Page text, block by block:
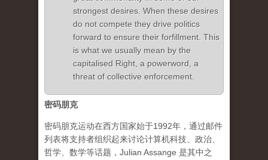
strongest desires. When these desires
do not compete they drive politics
forward to ensure their forfillment. This
is what we usually mean by the
capitalised Right, a powerword, a
threat of collective enforcement.
密码朋克
密码朋克运动在西方国家始于1992年，通过邮件
列表将支持者组织起来讨论计算机科技、政治、
哲学、数学等话题，Julian Assange 是其中之